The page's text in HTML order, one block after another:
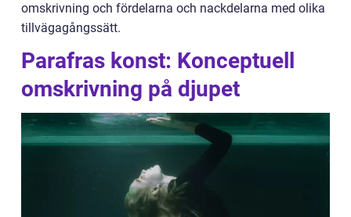
omskrivning och fördelarna och nackdelarna med olika
tillvägagångssätt.
Parafras konst: Konceptuell
omskrivning på djupet